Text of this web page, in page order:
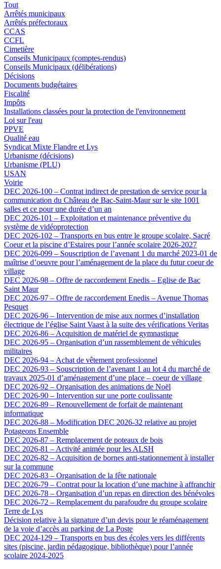
Tout
Arrêtés municipaux
Arrêtés préfectoraux
CCAS
CCFL
Cimetière
Conseils Municipaux (comptes-rendus)
Conseils Municipaux (délibérations)
Décisions
Documents budgétaires
Fiscalité
Impôts
Installations classées pour la protection de l'environnement
Loi sur l'eau
PPVE
Qualité eau
Syndicat Mixte Flandre et Lys
Urbanisme (décisions)
Urbanisme (PLU)
USAN
Voirie
DEC 2026-100 – Contrat indirect de prestation de service pour la
communication du Château de Bac-Saint-Maur sur le site 1001
salles et ce pour une durée d’un an
DEC 2026-101 – Exploitation et maintenance préventive du
système de vidéoprotection
DEC 2026-102 – Transports en bus entre le groupe scolaire, Sacré
Coeur et la piscine d’Estaires pour l’année scolaire 2026-2027
DEC 2026-099 – Souscription de l’avenant 1 du marché 2023-01 de
maîtrise d’oeuvre pour l’aménagement de la place du futur coeur de
village
DEC 2026-98 – Offre de raccordement Enedis – Eglise de Bac
Saint Maur
DEC 2026-97 – Offre de raccordement Enedis – Avenue Thomas
Pesquet
DEC 2026-96 – Intervention de mise aux normes d’installation
électrique de l’église Saint Vaast à la suite des vérifications Veritas
DEC 2026-86 – Acquisition de matériel de gymnastique
DEC 2026-95 – Organisation d’un rassemblement de véhicules
militaires
DEC 2026-94 – Achat de vêtement professionnel
DEC 2026-93 – Souscription de l’avenant 1 au lot 4 du marché de
travaux 2025-01 d’aménagement d’une place – coeur de village
DEC 2026-92 – Organisation des animations de Noël
DEC 2026-90 – Intervention sur une porte coulissante
DEC 2026-89 – Renouvellement de forfait de maintenant
informatique
DEC 2026-88 – Modification DEC 2026-32 relative au projet
Potageons Ensemble
DEC 2026-87 – Remplacement de poteaux de bois
DEC 2026-81 – Activité animée pour les ALSH
DEC 2026-82 – Acquisition de bornes anti-stationnement à installer
sur la commune
DEC 2026-83 – Organisation de la fête nationale
DEC 2026-79 – Contrat pour la location d’une machine à affranchir
DEC 2026-78 – Organisation d’un repas en direction des bénévoles
DEC 2026-72 – Remplacement du parafoudre du groupe scolaire
Terre de Lys
Décision relative à la signature d’un devis pour le réaménagement
de la voie d’accès au parking de La Poste
DEC 2024-129 – Transports en bus des écoles vers les différents
sites (piscine, jardin pédagogique, bibliothèque) pour l’année
scolaire 2024-2025